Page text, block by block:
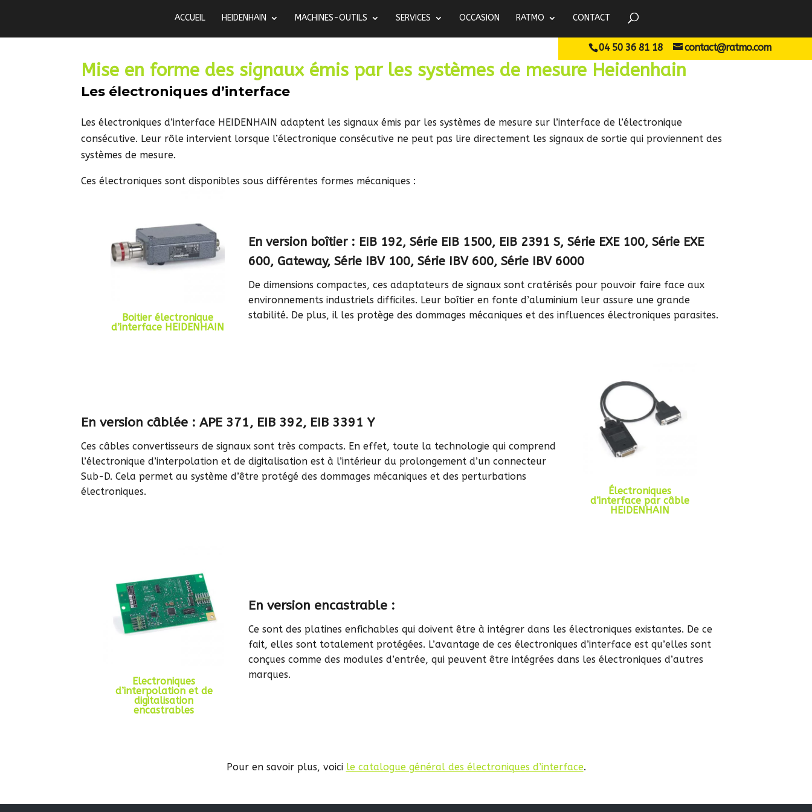
04 50 36 81 18 contact@ratmo.com
ACCUEIL HEIDENHAIN MACHINES-OUTILS SERVICES OCCASION RATMO CONTACT
Mise en forme des signaux émis par les systèmes de mesure Heidenhain
Les électroniques d’interface
Les électroniques d’interface HEIDENHAIN adaptent les signaux émis par les systèmes de mesure sur l’interface de l’électronique
consécutive. Leur rôle intervient lorsque l’électronique consécutive ne peut pas lire directement les signaux de sortie qui proviennent des
systèmes de mesure.
Ces électroniques sont disponibles sous différentes formes mécaniques :
Boitier électronique
d’interface HEIDENHAIN
En version boîtier : EIB 192, Série EIB 1500, EIB 2391 S, Série EXE 100, Série EXE
600, Gateway, Série IBV 100, Série IBV 600, Série IBV 6000
De dimensions compactes, ces adaptateurs de signaux sont cratérisés pour pouvoir faire face aux
environnements industriels difficiles. Leur boîtier en fonte d’aluminium leur assure une grande
stabilité. De plus, il les protège des dommages mécaniques et des influences électroniques parasites.
En version câblée :APE 371, EIB 392, EIB 3391 Y
Ces câbles convertisseurs de signaux sont très compacts. En effet, toute la technologie qui comprend
l’électronique d’interpolation et de digitalisation est à l’intérieur du prolongement d’un connecteur
Sub-D. Cela permet au système d’être protégé des dommages mécaniques et des perturbations
électroniques.
Électroniques
d’interface par câble
HEIDENHAIN
Electroniques
d’interpolation et de
digitalisation
encastrables
En version encastrable :
Ce sont des platines enfichables qui doivent être à intégrer dans les électroniques existantes. De ce
fait, elles sont totalement protégées. L’avantage de ces électroniques d’interface est qu’elles sont
conçues comme des modules d’entrée, qui peuvent être intégrées dans les électroniques d’autres
marques.
Pour en savoir plus, voici le catalogue général des électroniques d’interface.